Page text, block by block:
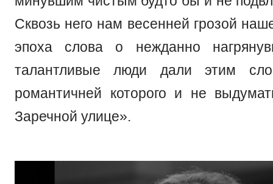
Сквозь него нам весенней грозой
эпоха слова о нежданно
талантливые люди дали этим
романтичней которого и не
Заречной улице».